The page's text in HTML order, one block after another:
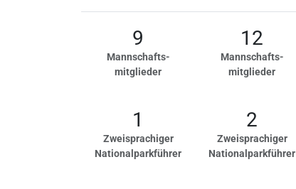
9
Mannschafts-
mitglieder
12
Mannschafts-
mitglieder
1
Zweisprachiger
Nationalparkführer
2
Zweisprachiger
Nationalparkführer